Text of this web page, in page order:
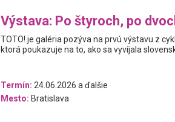
Výstava: Po štyroch, po
TOTO! je galéria pozýva na prvú výstavu z
ktorá poukazuje na to, ako sa vyvíjala
Termín: 24.06.2026 a ďalšie
Mesto: Bratislava